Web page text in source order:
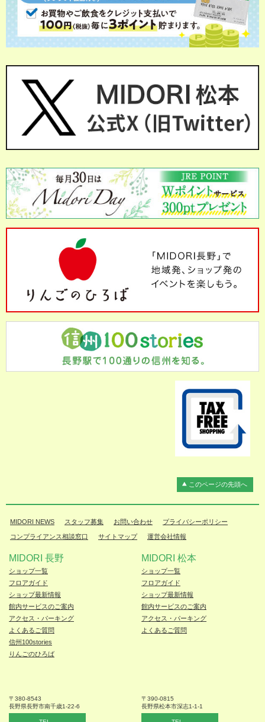
このページの先頭へ
MIDORI NEWS スタッフ募集 お問い合わせ プライバシーポリシー
コンプライアンス相談窓口 サイトマップ 運営会社情報
MIDORI 長野
ショップ一覧
フロアガイド
ショップ最新情報
館内サービスのご案内
アクセス・パーキング
よくあるご質問
信州100stories
りんごのひろば
〒380-8543
長野県長野市南千歳1-22-6
MIDORI 松本
ショップ一覧
フロアガイド
ショップ最新情報
館内サービスのご案内
アクセス・パーキング
よくあるご質問
〒390-0815
長野県松本市深志1-1-1